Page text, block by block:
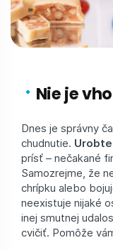
Nie je
Dnes je správny
chudnutie.
prísť – nečakané
Samozrejme, že
chrípku alebo
neexistuje nijaké
inej smutnej
cvičiť. Pomôže